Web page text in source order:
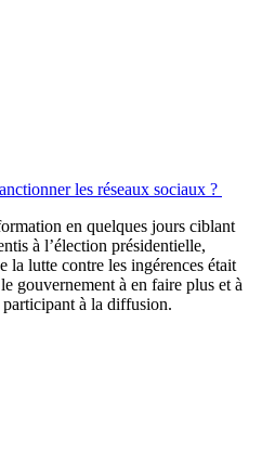
les réseaux sociaux ?
en quelques jours ciblant
à l’élection présidentielle,
la lutte contre les ingérences était
gouvernement à en faire plus et à
participant à la diffusion.